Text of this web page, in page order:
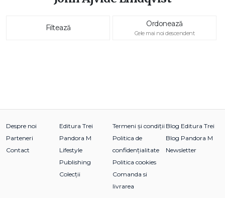
Filtează Ordonează
Cele mai noi descendent
Despre noi
Parteneri
Contact
Editura Trei
Pandora M
Lifestyle
Publishing
Colecții
Termeni și condiții
Politica de
confidențialitate
Politica cookies
Comanda si
livrarea
Blog Editura Trei
Blog Pandora M
Newsletter